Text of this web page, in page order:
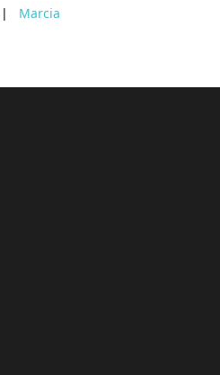
| Marcia